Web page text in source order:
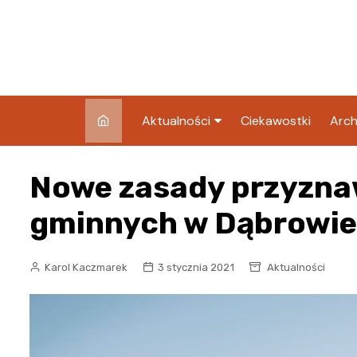
Aktualności
Blog
Ciekawostki
Nowe zasady
gminnych w
Karol Kaczmarek 3 stycznia 2021 Aktualności